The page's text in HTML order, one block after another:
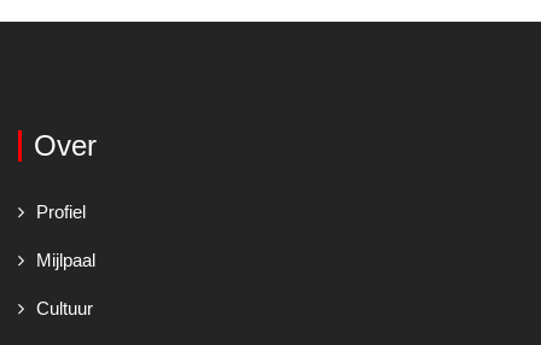
Over
Profiel
Mijlpaal
Cultuur